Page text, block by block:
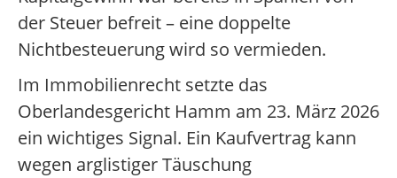
der Steuer befreit – eine doppelte
Nichtbesteuerung wird so vermieden.
Im Immobilienrecht setzte das
Oberlandesgericht Hamm am 23. März 2026
ein wichtiges Signal. Ein Kaufvertrag kann
wegen arglistiger Täuschung